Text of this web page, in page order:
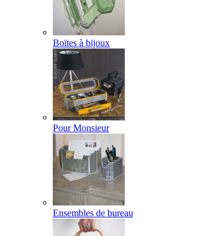
Boïtes à bijoux
Pour Monsieur
Ensembles de bureau